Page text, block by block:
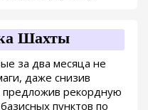
Шахты
за два месяца не
даже снизив
рекордную
пунктов по